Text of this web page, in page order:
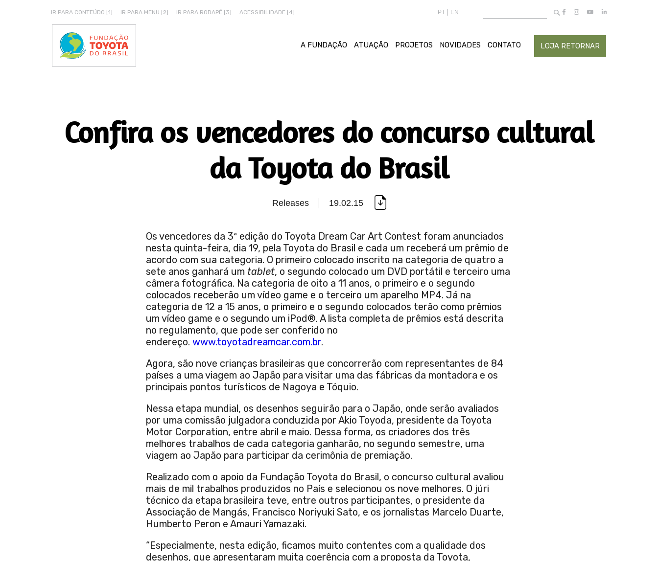
IR PARA CONTEÚDO [1] IR PARA MENU [2] IR PARA RODAPÉ [3] ACESSIBILIDADE [4] PT EN
A FUNDAÇÃO ATUAÇÃO PROJETOS NOVIDADES CONTATO LOJA RETORNAR
Confira os vencedores do concurso cultural
da Toyota do Brasil
Releases 19.02.15
Os vencedores da 3ª edição do Toyota Dream Car Art Contest foram anunciados
nesta quinta-feira, dia 19, pela Toyota do Brasil e cada um receberá um prêmio de
acordo com sua categoria. O primeiro colocado inscrito na categoria de quatro a
sete anos ganhará um tablet, o segundo colocado um DVD portátil e terceiro uma
câmera fotográfica. Na categoria de oito a 11 anos, o primeiro e o segundo
colocados receberão um vídeo game e o terceiro um aparelho MP4. Já na
categoria de 12 a 15 anos, o primeiro e o segundo colocados terão como prêmios
um vídeo game e o segundo um iPod®. A lista completa de prêmios está descrita
no regulamento, que pode ser conferido no
endereço. www.toyotadreamcar.com.br.
Agora, são nove crianças brasileiras que concorrerão com representantes de 84
países a uma viagem ao Japão para visitar uma das fábricas da montadora e os
principais pontos turísticos de Nagoya e Tóquio.
Nessa etapa mundial, os desenhos seguirão para o Japão, onde serão avaliados
por uma comissão julgadora conduzida por Akio Toyoda, presidente da Toyota
Motor Corporation, entre abril e maio. Dessa forma, os criadores dos três
melhores trabalhos de cada categoria ganharão, no segundo semestre, uma
viagem ao Japão para participar da cerimônia de premiação.
Realizado com o apoio da Fundação Toyota do Brasil, o concurso cultural avaliou
mais de mil trabalhos produzidos no País e selecionou os nove melhores. O júri
técnico da etapa brasileira teve, entre outros participantes, o presidente da
Associação de Mangás, Francisco Noriyuki Sato, e os jornalistas Marcelo Duarte,
Humberto Peron e Amauri Yamazaki.
“Especialmente, nesta edição, ficamos muito contentes com a qualidade dos
desenhos, que apresentaram muita coerência com a proposta da Toyota,